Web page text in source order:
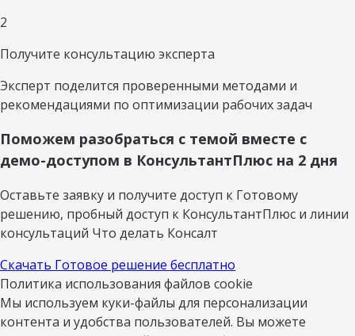
2
Получите консультацию эксперта
Эксперт поделится проверенными методами и
рекомендациями по оптимизации рабочих задач
Поможем разобраться с темой вместе с
демо-доступом в КонсультантПлюс на 2 дня
Оставьте заявку и получите доступ к Готовому
решению, пробный доступ к КонсультантПлюс и линии
консультаций Что делать Консалт
Скачать Готовое решение бесплатно
Политика использования файлов cookie
Мы используем куки-файлы для персонализации
контента и удобства пользователей. Вы можете